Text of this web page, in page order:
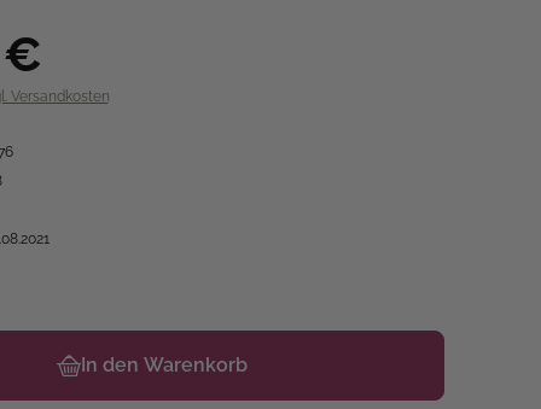
Versandkosten
In den Warenkorb